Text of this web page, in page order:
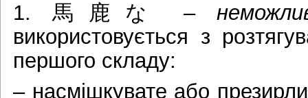
1. 馬鹿な –
використовується з
першого складу:
– насмішкувате або